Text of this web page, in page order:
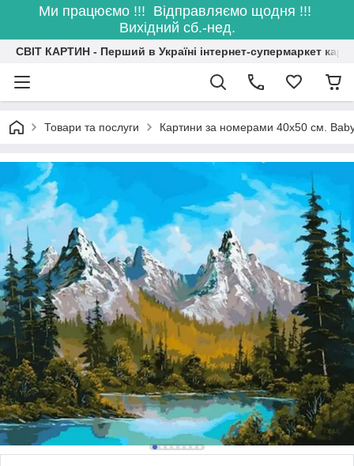
Ми працюємо !!! Відправляємо щодня !!!
Вихідний сб.-нед.
СВІТ КАРТИН - Перший в Україні інтернет-супермаркет
Товари та послуги Картини за номерами 40х50 см.